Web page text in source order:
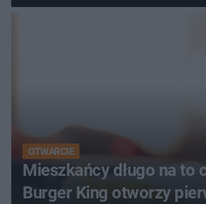
OTWARCIE
Mieszkańcy długo na to
Burger King otworzy